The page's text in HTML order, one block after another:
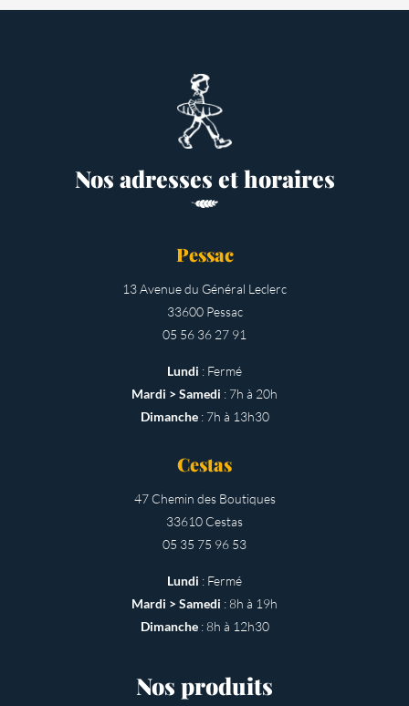
Nos adresses et horaires
Pessac
13 Avenue du Général Leclerc
33600 Pessac
05 56 36 27 91
Lundi : Fermé
Mardi > Samedi : 7h à 20h
Dimanche: 7h à 13h30
Cestas
47 Chemin des Boutiques
33610 Cestas
05 35 75 96 53
Lundi : Fermé
Mardi > Samedi : 8h à 19h
Dimanche: 8h à 12h30
Nos produits